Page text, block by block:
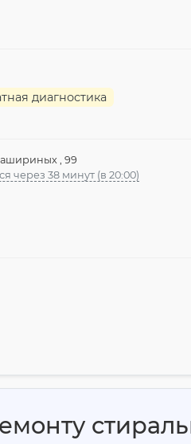
диагностика
, 99
через 38 минут (в 20:00)